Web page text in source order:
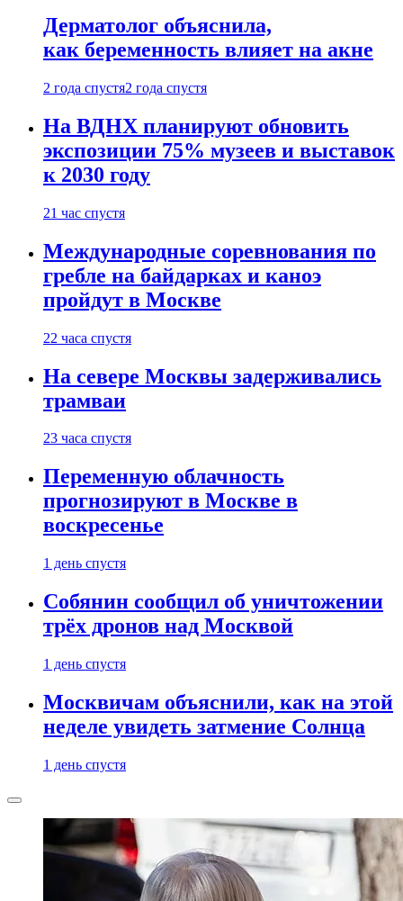
Дерматолог объяснила,
как беременность влияет на акне
2 года спустя2 года спустя
На ВДНХ планируют обновить
экспозиции 75% музеев и выставок
к 2030 году
21 час спустя
Международные соревнования по
гребле на байдарках и каноэ
пройдут в Москве
22 часа спустя
На севере Москвы задерживались
трамваи
23 часа спустя
Переменную облачность
прогнозируют в Москве в
воскресенье
1 день спустя
Собянин сообщил об уничтожении
трёх дронов над Москвой
1 день спустя
Москвичам объяснили, как на этой
неделе увидеть затмение Солнца
1 день спустя